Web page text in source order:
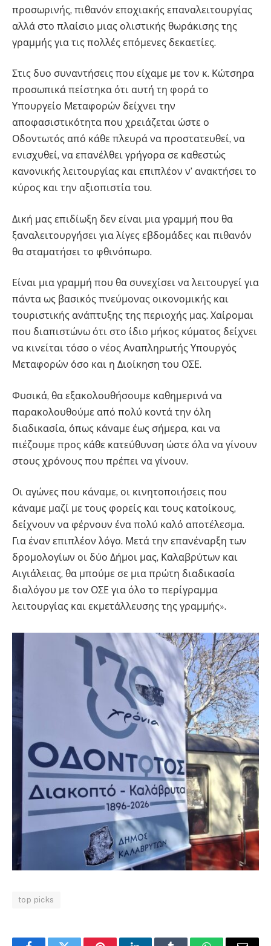
προσωρινής, πιθανόν εποχιακής επαναλειτουργίας
αλλά στο πλαίσιο μιας ολιστικής θωράκισης της
γραμμής για τις πολλές επόμενες δεκαετίες.
Στις δυο συναντήσεις που είχαμε με τον κ. Κώτσηρα
προσωπικά πείστηκα ότι αυτή τη φορά το
Υπουργείο Μεταφορών δείχνει την
αποφασιστικότητα που χρειάζεται ώστε ο
Οδοντωτός από κάθε πλευρά να προστατευθεί, να
ενισχυθεί, να επανέλθει γρήγορα σε καθεστώς
κανονικής λειτουργίας και επιπλέον ν’ ανακτήσει το
κύρος και την αξιοπιστία του.
Δική μας επιδίωξη δεν είναι μια γραμμή που θα
ξαναλειτουργήσει για λίγες εβδομάδες και πιθανόν
θα σταματήσει το φθινόπωρο.
Είναι μια γραμμή που θα συνεχίσει να λειτουργεί για
πάντα ως βασικός πνεύμονας οικονομικής και
τουριστικής ανάπτυξης της περιοχής μας. Χαίρομαι
που διαπιστώνω ότι στο ίδιο μήκος κύματος δείχνει
να κινείται τόσο ο νέος Αναπληρωτής Υπουργός
Μεταφορών όσο και η Διοίκηση του ΟΣΕ.
Φυσικά, θα εξακολουθήσουμε καθημερινά να
παρακολουθούμε από πολύ κοντά την όλη
διαδικασία, όπως κάναμε έως σήμερα, και να
πιέζουμε προς κάθε κατεύθυνση ώστε όλα να γίνουν
στους χρόνους που πρέπει να γίνουν.
Οι αγώνες που κάναμε, οι κινητοποιήσεις που
κάναμε μαζί με τους φορείς και τους κατοίκους,
δείχνουν να φέρνουν ένα πολύ καλό αποτέλεσμα.
Για έναν επιπλέον λόγο. Μετά την επανέναρξη των
δρομολογίων οι δύο Δήμοι μας, Καλαβρύτων και
Αιγιάλειας, θα μπούμε σε μια πρώτη διαδικασία
διαλόγου με τον ΟΣΕ για όλο το περίγραμμα
λειτουργίας και εκμετάλλευσης της γραμμής».
top picks